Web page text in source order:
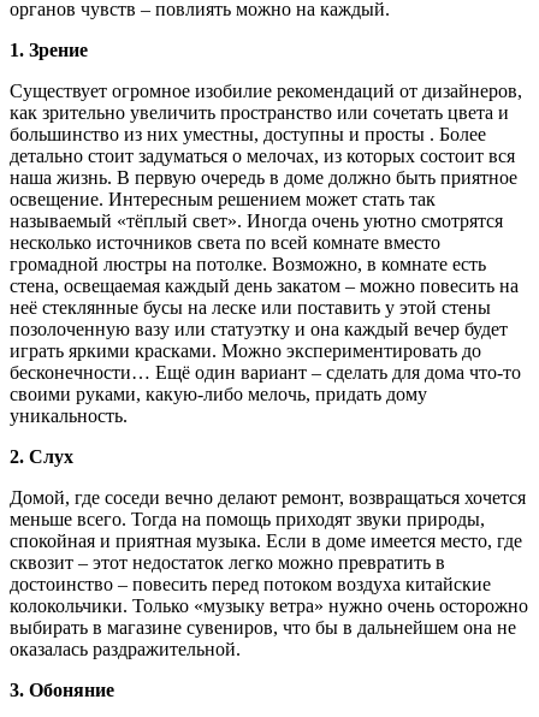
органов чувств – повлиять можно на каждый.
1. Зрение
Существует огромное изобилие рекомендаций от дизайнеров,
как зрительно увеличить пространство или сочетать цвета и
большинство из них уместны, доступны и просты . Более
детально стоит задуматься о мелочах, из которых состоит вся
наша жизнь. В первую очередь в доме должно быть приятное
освещение. Интересным решением может стать так
называемый «тёплый свет». Иногда очень уютно смотрятся
несколько источников света по всей комнате вместо
громадной люстры на потолке. Возможно, в комнате есть
стена, освещаемая каждый день закатом – можно повесить на
неё стеклянные бусы на леске или поставить у этой стены
позолоченную вазу или статуэтку и она каждый вечер будет
играть яркими красками. Можно экспериментировать до
бесконечности… Ещё один вариант – сделать для дома что-то
своими руками, какую-либо мелочь, придать дому
уникальность.
2. Слух
Домой, где соседи вечно делают ремонт, возвращаться хочется
меньше всего. Тогда на помощь приходят звуки природы,
спокойная и приятная музыка. Если в доме имеется место, где
сквозит – этот недостаток легко можно превратить в
достоинство – повесить перед потоком воздуха китайские
колокольчики. Только «музыку ветра» нужно очень осторожно
выбирать в магазине сувениров, что бы в дальнейшем она не
оказалась раздражительной.
3. Обоняние